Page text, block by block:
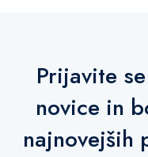
Prijavite
novice in
najnovejših